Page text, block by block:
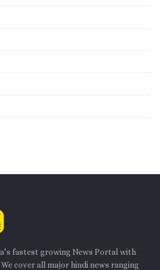
fastest growing News Portal with
cover all major hindi news ranging